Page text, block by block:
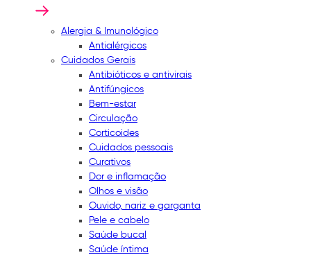
Alergia & Imunológico
Antialérgicos
Cuidados Gerais
Antibióticos e antivirais
Antifúngicos
Bem-estar
Circulação
Corticoides
Cuidados pessoais
Curativos
Dor e inflamação
Olhos e visão
Ouvido, nariz e garganta
Pele e cabelo
Saúde bucal
Saúde íntima